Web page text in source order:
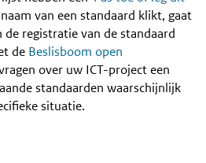
van een standaard klikt, gaat
de registratie van de standaard
de Beslisboom open
over uw ICT-project een
standaarden waarschijnlijk
situatie.